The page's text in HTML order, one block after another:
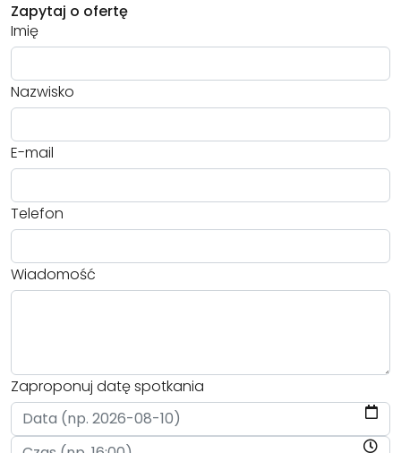
Zapytaj o ofertę
Imię
Nazwisko
E-mail
Telefon
Wiadomość
Zaproponuj datę spotkania